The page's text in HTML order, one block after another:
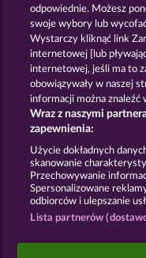
ATLAS OF LEGENDS
Zasady i
Nota prawna
Prześlij
Gry
odpowiednie. Możesz
swoje wybory lub
Wystarczy kliknąć link
internetowej [lub
internetowej, jeśli ma to
obowiązywały w naszej
informacji można znaleźć
Wraz z naszymi
zapewnienia:
Użycie dokładnych
skanowanie
Przechowywanie
Spersonalizowane
odbiorców i ulepszanie
Lista partnerów